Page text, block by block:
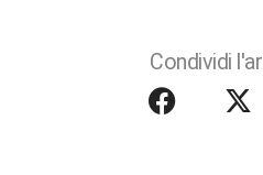
Condividi